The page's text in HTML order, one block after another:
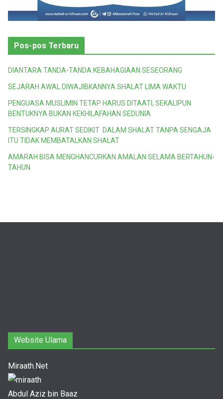
Pos-pos Terbaru
DIANTARA TANDA-TANDA KEBAHAGIAAN SESEORANG
SEJARAH AWAL DIWAJIBKANNYA SHALAT LIMA WAKTU
PENGUASA MUSLIMIN TETAP HARUS DITAATI, SEKALIPUN
BENTUKNYA BUKAN KEKHILAFAHAN SEDUNIA
TERSINGKAP AURAT SEDIKIT DALAM SHALAT TANPA SENGAJA
ITU TIDAK MEMBATALKAN SHALAT
AMARAH BISA MENGHANCURKAN AMALAN SELAMA BERTAHUN-
TAHUN
Website Ulama
Miraath.Net
Abdul Aziz bin Baaz